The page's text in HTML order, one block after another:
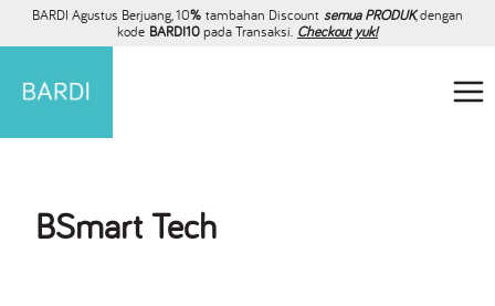
BARDI Agustus Berjuang, 10% tambahan Discount semua PRODUK, dengan
kode BARDI10pada Transaksi. Checkout yuk!
BSmart Tech